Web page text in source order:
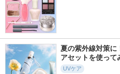
夏の紫外線対策に
アセットを使って
UVケア